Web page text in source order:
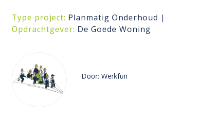
Type project: Planmatig Onderhoud |
Opdrachtgever: De Goede Woning
Door: Werkfun